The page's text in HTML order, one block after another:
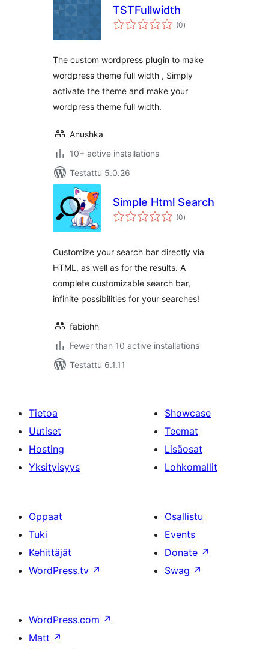
TSTFullwidth
(0arvosanat
yhteensä
)
The custom wordpress plugin to make
wordpress theme full width , Simply
activate the theme and make your
wordpress theme full width.
Anushka
10+ active installations
Testattu 5.0.26
Simple Html Search
(0arvosanat
yhteensä
)
Customize your search bar directly via
HTML, as well as for the results. A
complete customizable search bar,
infinite possibilities for your searches!
fabiohh
Fewer than 10 active installations
Testattu 6.1.11
Tietoa
Uutiset
Hosting
Yksityisyys
Showcase
Teemat
Lisäosat
Lohkomallit
Oppaat
Tuki
Kehittäjät
WordPress.tv ↗
Osallistu
Events
Donate ↗
Swag ↗
WordPress.com ↗
Matt ↗